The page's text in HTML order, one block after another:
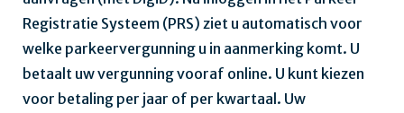
Registratie Systeem (PRS) ziet u automatisch voor
welke parkeervergunning u in aanmerking komt. U
betaalt uw vergunning vooraf online. U kunt kiezen
voor betaling per jaar of per kwartaal. Uw